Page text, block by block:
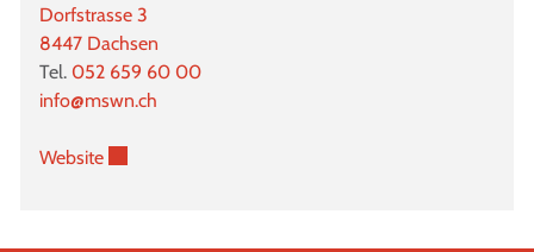
Dorfstrasse 3
8447 Dachsen
Tel. 052 659 60 00
info@mswn.ch
WebsiteExterner Link wird in einem neuen Fenster geöffnet.